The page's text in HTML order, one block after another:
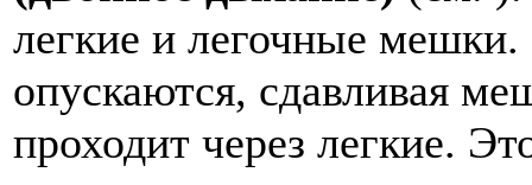
легкие и легочные
опускаются, сдавливая
проходит через легкие.